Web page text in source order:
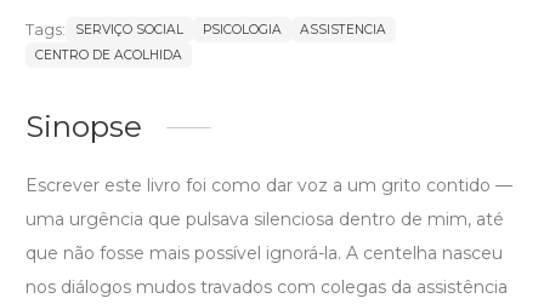
Tags: SERVIÇO SOCIAL PSICOLOGIA
ASSISTENCIA
CENTRO DE ACOLHIDA
Sinopse
Escrever este livro foi como dar voz a um grito contido —
uma urgência que pulsava silenciosa dentro de mim, até
que não fosse mais possível ignorá-la. A centelha nasceu
nos diálogos mudos travados com colegas da assistência